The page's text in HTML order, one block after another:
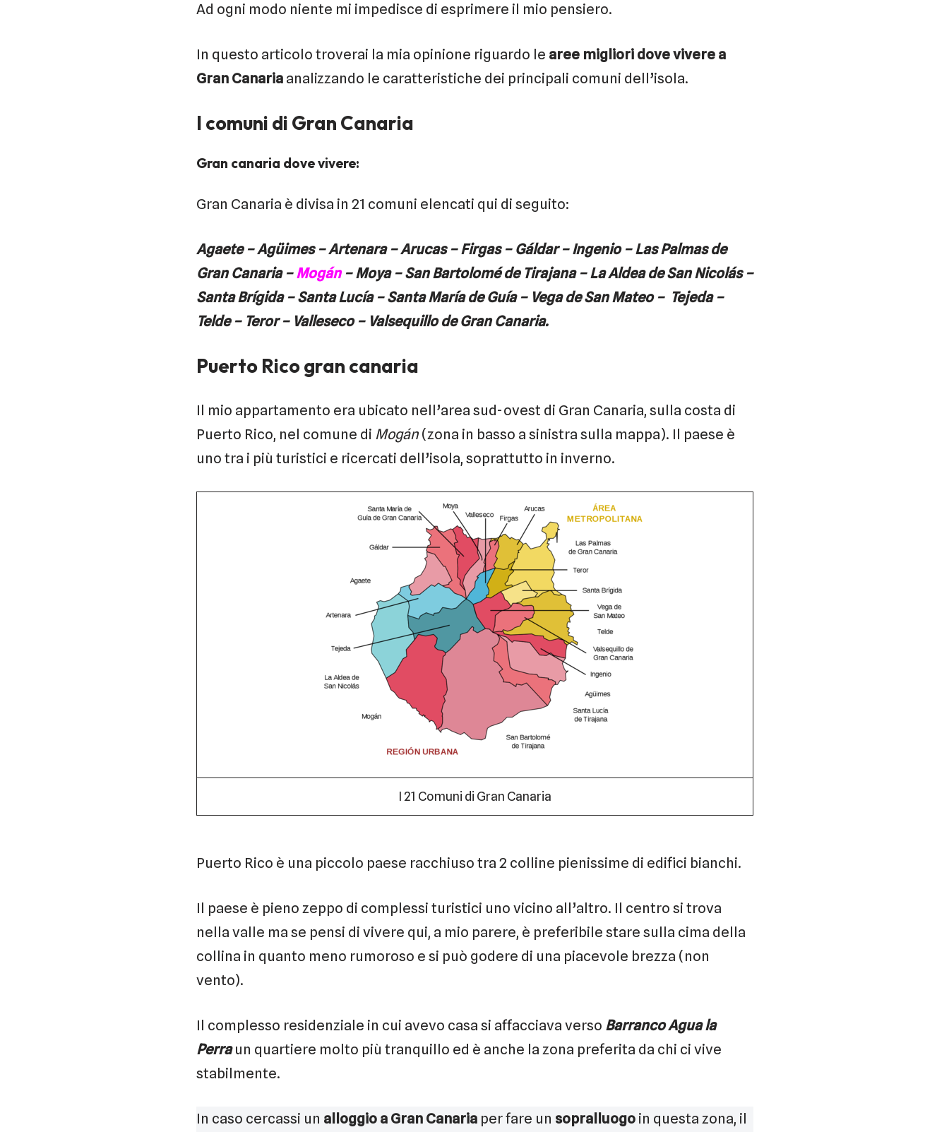
Ad ogni modo niente mi impedisce di esprimere il mio pensiero.
In questo articolo troverai la mia opinione riguardo le aree migliori dove vivere a
Gran Canaria analizzando le caratteristiche dei principali comuni dell’isola.
I comuni di Gran Canaria
Gran canaria dove vivere:
Gran Canaria è divisa in 21 comuni elencati qui di seguito:
Agaete – Agüimes – Artenara – Arucas – Firgas – Gáldar – Ingenio – Las Palmas de
Gran Canaria –Mogán– Moya – San Bartolomé de Tirajana – La Aldea de San Nicolás –
Santa Brígida – Santa Lucía – Santa María de Guía – Vega de San Mateo – Tejeda –
Telde – Teror – Valleseco – Valsequillo de Gran Canaria.
Puerto Rico gran canaria
Il mio appartamento era ubicato nell’area sud-ovest di Gran Canaria, sulla costa di
Puerto Rico, nel comune di Mogán (zona in basso a sinistra sulla mappa). Il paese è
uno tra i più turistici e ricercati dell’isola, soprattutto in inverno.
I 21 Comuni di Gran Canaria
Puerto Rico è una piccolo paese racchiuso tra 2 colline pienissime di edifici bianchi.
Il paese è pieno zeppo di complessi turistici uno vicino all’altro. Il centro si trova
nella valle ma se pensi di vivere qui, a mio parere, è preferibile stare sulla cima della
collina in quanto meno rumoroso e si può godere di una piacevole brezza (non
vento).
Il complesso residenziale in cui avevo casa si affacciava verso Barranco Agua la
Perraun quartiere molto più tranquillo ed è anche la zona preferita da chi ci vive
stabilmente.
In caso cercassi un alloggio a Gran Canariaper fare un sopralluogo in questa zona, il